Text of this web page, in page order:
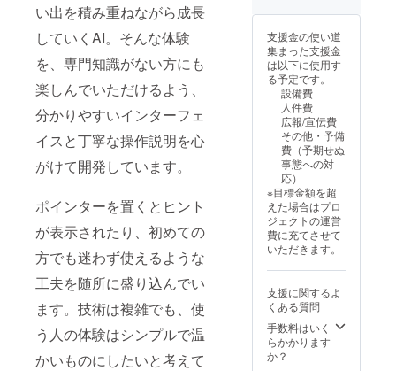
い出を積み重ねながら成長
していくAI。そんな体験
を、専門知識がない方にも
楽しんでいただけるよう、
分かりやすいインターフェ
イスと丁寧な操作説明を心
がけて開発しています。
ポインターを置くとヒント
が表示されたり、初めての
方でも迷わず使えるような
工夫を随所に盛り込んでい
ます。技術は複雑でも、使
う人の体験はシンプルで温
かいものにしたいと考えて
は50回
を予
定） ■
一般公
開より
最大1年
早い、
支援者
限定
ベータ
アクセ
ス権付
き ■ 開
発進捗
の限定
レポー
トをお
届け
1月1日
これよ
り早く
リリー
スされ
た場合
も、リ
リース
日から3
年間の
期間を
ます ※1
日30回
までの
会話制
限あり
（通常
は50回
を予
定） ■
一般公
開より
支援金の使い道
集まった支援金
は以下に使用す
る予定です。
設備費
人件費
広報/宣伝費
その他・予備
費（予期せぬ
事態への対
応）
※目標金額を超
えた場合はプロ
ジェクトの運営
費に充てさせて
いただきます。
支援に関するよ
くある質問
手数料はいく
らかかります
か？